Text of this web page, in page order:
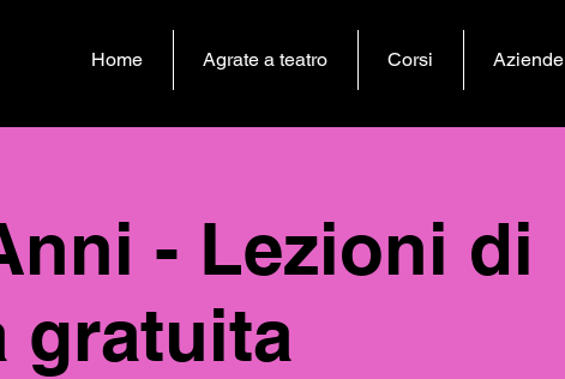
Home Agrate a teatro Corsi Aziende
- Lezioni di
gratuita